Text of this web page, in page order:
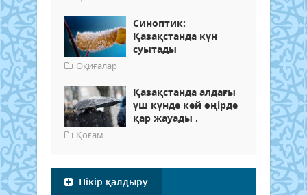
Синоптик:
Қазақстанда күн
суытады
Оқиғалар
Қазақстанда алдағы
үш күнде кей өңірде
қар жауады .
Қоғам
Пікір қалдыру